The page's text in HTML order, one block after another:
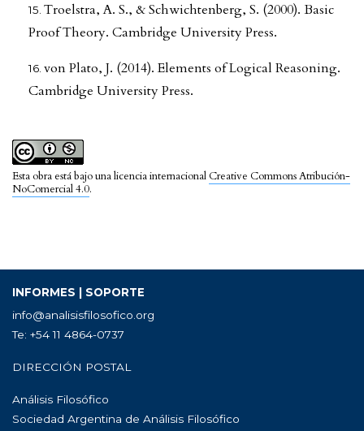
Esta obra está bajo una licencia internacional Creative Commons Atribución-
NoComercial 4.0.
Troelstra, A. S., & Schwichtenberg, S. (2000). Basic
Proof Theory. Cambridge University Press.
von Plato, J. (2014). Elements of Logical Reasoning.
Cambridge University Press.
INFORMES | SOPORTE
info@analisisfilosofico.org
Te: +54 11 4864-0737
DIRECCIÓN POSTAL
Análisis Filosófico
Sociedad Argentina de Análisis Filosófico